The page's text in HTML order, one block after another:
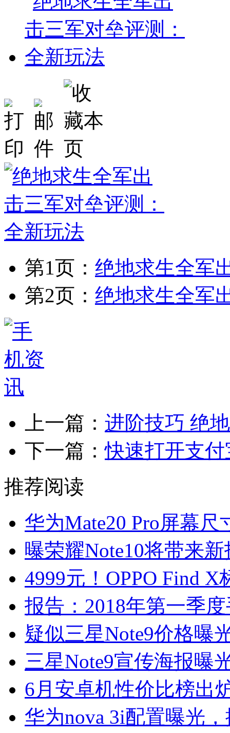
第1页： 绝地求生全军
第2页： 绝地求生全军
上一篇： 进阶技巧 绝
下一篇：快速打开支
推荐阅读
华为Mate20 Pro屏幕
曝荣耀Note10将带来
4999元！OPPO Find
报告：2018年第一季
疑似三星Note9价格曝
三星Note9宣传海报曝
6月安卓机性价比榜出
华为nova 3i配置曝光